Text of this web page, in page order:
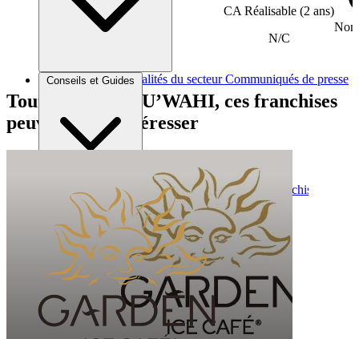
Brèves et actus Actualités du secteur Communiqués de presse
Conseils et Guides
Conseils généraux Devenir franchisé Devenir franchiseur
CA Réalisable (2 ans)
N/C
Tout comme KAU’WAHI, ces franchises
peuvent vous intéresser